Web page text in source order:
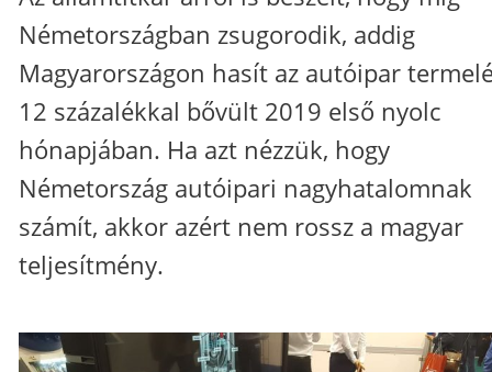
Németországban zsugorodik, addig
Magyarországon hasít az autóipar
12 százalékkal bővült 2019 első nyolc
hónapjában. Ha azt nézzük, hogy
Németország autóipari nagyhatalomnak
számít, akkor azért nem rossz a magyar
teljesítmény.